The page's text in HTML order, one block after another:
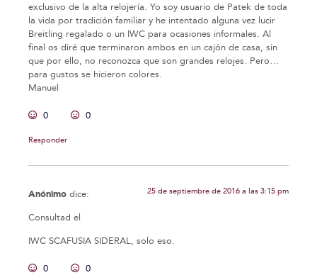
exclusivo de la alta relojería. Yo soy usuario de Patek de toda
la vida por tradición familiar y he intentado alguna vez lucir
Breitling regalado o un IWC para ocasiones informales. Al
final os diré que terminaron ambos en un cajón de casa, sin
que por ello, no reconozca que son grandes relojes. Pero…
para gustos se hicieron colores.
Manuel
0 0
Responder
Anónimo dice: 25 de septiembre de 2016 a las 3:15 pm
Consultad el
IWC SCAFUSIA SIDERAL, solo eso.
0 0